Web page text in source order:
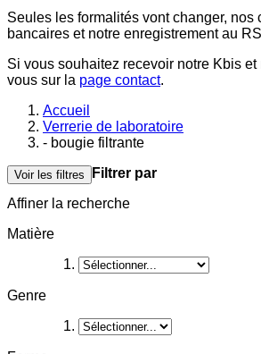
Seules les formalités vont changer, nos
bancaires et notre enregistrement au
Si vous souhaitez recevoir notre Kbis et
vous sur la page contact.
Accueil
Verrerie de laboratoire
- bougie filtrante
Voir les filtres
Filtrer par
Affiner la recherche
Matière
Genre